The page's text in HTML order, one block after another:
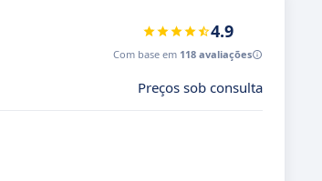
4.9
Com base em 118 avaliações
Preços sob consulta